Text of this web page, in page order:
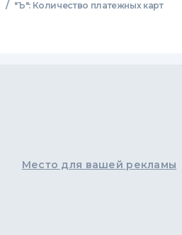
/ "Ъ": Количество платежных карт
Место для вашей рекламы